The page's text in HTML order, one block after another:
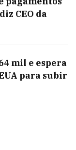
CEO da
mil e espera
para subir